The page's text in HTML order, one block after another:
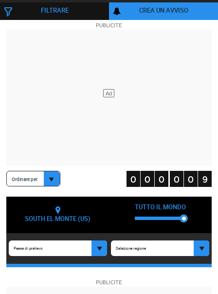
FILTRARE CREA UN AVVISO
Ordinare per
SOUTH EL MONTE (US)
TUTTO IL MONDO
Paese di prelievo Seleziona regione